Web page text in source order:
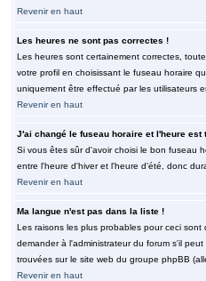
Revenir en haut
Les heures ne sont pas correctes !
Les heures sont certainement correctes,
votre profil en choisissant le fuseau horaire
uniquement être effectué par les utilisateurs
Revenir en haut
J'ai changé le fuseau horaire et l'heure est
Si vous êtes sûr d'avoir choisi le bon fuseau
entre l'heure d'hiver et l'heure d'été, donc
Revenir en haut
Ma langue n'est pas dans la liste !
Les raisons les plus probables pour ceci
demander à l'administrateur du forum s'il
trouvées sur le site web du groupe phpBB
Revenir en haut